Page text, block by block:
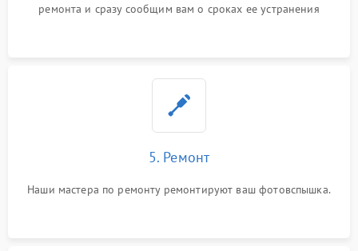
ремонта и сразу сообщим вам о сроках ее устранения
5. Ремонт
Наши мастера по ремонту ремонтируют ваш фотовспышка.